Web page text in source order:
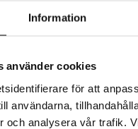
Information
använder cookies
för att
användarna,
och analysera vår trafik.